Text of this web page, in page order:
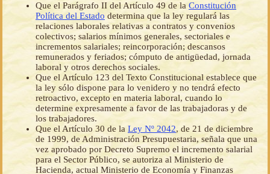
Que el Parágrafo II del Artículo 49 de la Constitución
Política del Estado determina que la ley regulará las
relaciones laborales relativas a contratos y convenios
colectivos; salarios mínimos generales, sectoriales e
incrementos salariales; reincorporación; descansos
remunerados y feriados; cómputo de antigüedad, jornada
laboral y otros derechos sociales.
Que el Artículo 123 del Texto Constitucional establece que
la ley sólo dispone para lo venidero y no tendrá efecto
retroactivo, excepto en materia laboral, cuando lo
determine expresamente a favor de las trabajadoras y de
los trabajadores.
Que el Artículo 30 de la Ley Nº 2042, de 21 de diciembre
de 1999, de Administración Presupuestaria, señala que una
vez aprobado por Decreto Supremo el incremento salarial
para el Sector Público, se autoriza al Ministerio de
Hacienda, actual Ministerio de Economía y Finanzas